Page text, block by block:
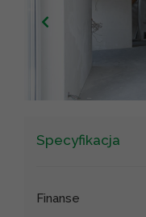
Specyfikacja
Finanse